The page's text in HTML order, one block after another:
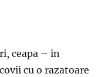
ceapa – in
cu o razatoare